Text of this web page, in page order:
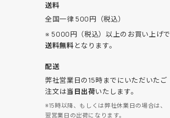
送料
全国一律 500円（税込）
※ 5000円（税込）以上のお買い上げで
送料無料となります。
配送
弊社営業日の15時までにいただいたご
注文は当日出荷いたします。
※15時以降、もしくは弊社休業日の場合は、
翌営業日の出荷になります。